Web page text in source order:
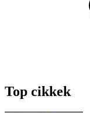
Top cikkek